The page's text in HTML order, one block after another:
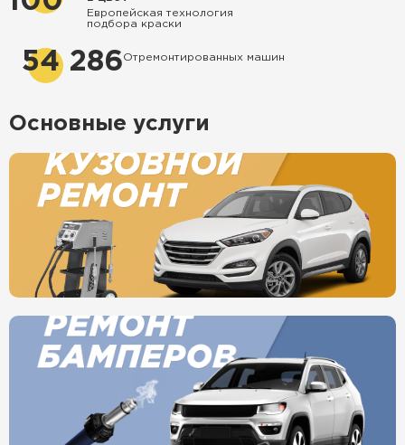
Европейская технология
подбора краски
54 286Отремонтированных машин
Основные услуги